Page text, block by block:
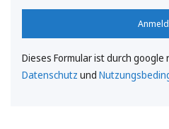
Dieses Formular ist durch
Datenschutz und